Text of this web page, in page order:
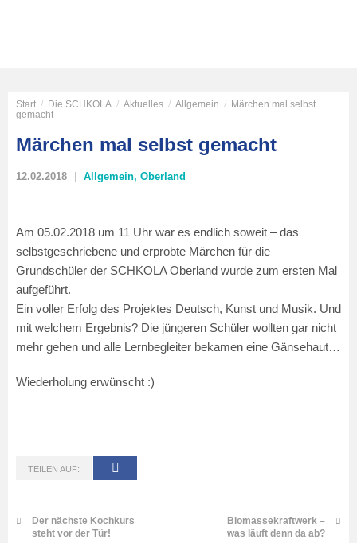
Start / Die SCHKOLA / Aktuelles / Allgemein / Märchen mal selbst
gemacht
Märchen mal selbst gemacht
12.02.2018 Allgemein, Oberland
Am 05.02.2018 um 11 Uhr war es endlich soweit – das
selbstgeschriebene und erprobte Märchen für die
Grundschüler der SCHKOLA Oberland wurde zum ersten Mal
aufgeführt.
Ein voller Erfolg des Projektes Deutsch, Kunst und Musik. Und
mit welchem Ergebnis? Die jüngeren Schüler wollten gar nicht
mehr gehen und alle Lernbegleiter bekamen eine Gänsehaut…
Wiederholung erwünscht :)
TEILEN AUF:
Der nächste Kochkurs
steht vor der Tür!
Biomassekraftwerk –
was läuft denn da ab?